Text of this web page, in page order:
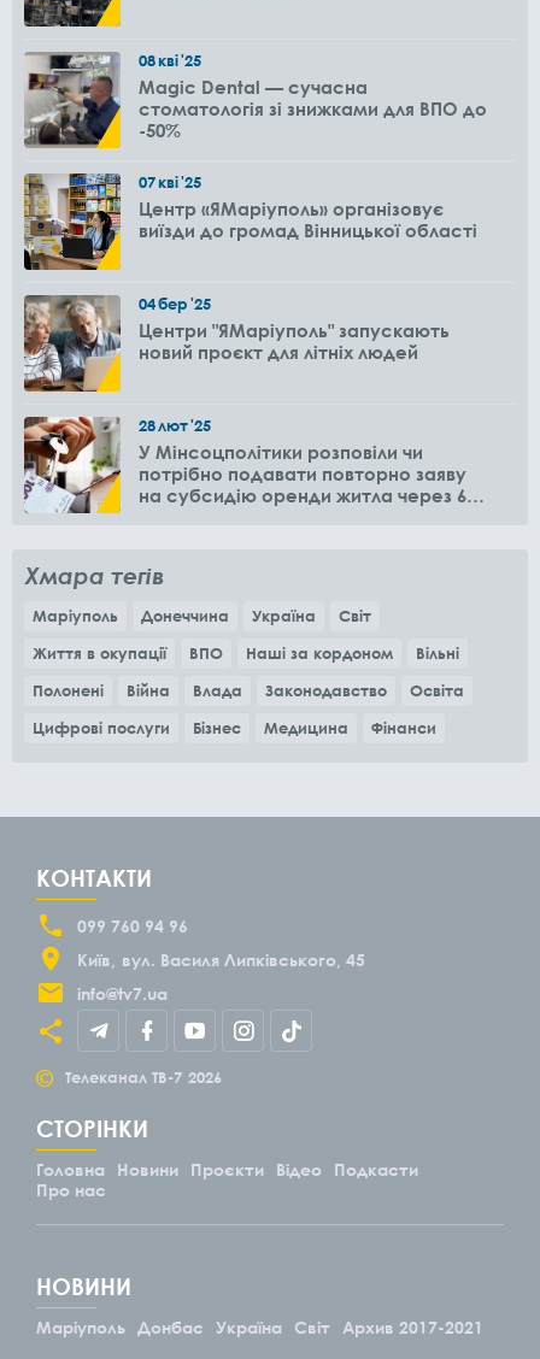
08кві'25
Magic Dental — сучасна
стоматологія зі знижками для ВПО до
-50%
07кві'25
Центр «ЯМаріуполь» організовує
виїзди до громад Вінницької області
04бер'25
Центри "ЯМаріуполь" запускають
новий проєкт для літніх людей
28лют'25
У Мінсоцполітики розповіли чи
потрібно подавати повторно заяву
на субсидію оренди житла через 6
Хмара тегів
Маріуполь Донеччина Україна
Світ
Життя в окупації
ВПО Наші за кордоном
Вільні
Полонені
Війна Влада Законодавство
Освіта
Цифрові послуги
Бізнес Медицина Фінанси
КОНТАКТИ
099 760 94 96
Київ
вул. Василя Липківського, 45
info@tv7.ua
© Телеканал ТВ-7 2026
СТОРІНКИ
Головна Новини Проєкти Відео
Подкасти
Про нас
НОВИНИ
Маріуполь Донбас Україна Світ Архив 2017-2021